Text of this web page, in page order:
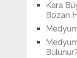
Kara
Bozan